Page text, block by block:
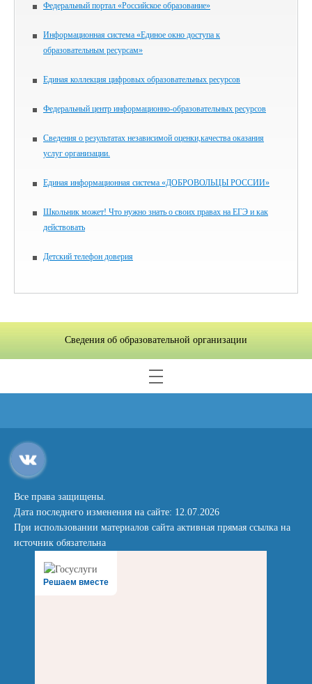
Федеральный портал «Российское образование»
Информационная система «Единое окно доступа к
образовательным ресурсам»
Единая коллекция цифровых образовательных ресурсов
Федеральный центр информационно-образовательных ресурсов
Сведения о результатах независимой оценки,качества оказания
услуг организации.
Единая информационная система «ДОБРОВОЛЬЦЫ РОССИИ»
Школьник может! Что нужно знать о своих правах на ЕГЭ и как
действовать
Детский телефон доверия
Сведения об образовательной организации
Все права защищены.
Дата последнего изменения на сайте: 12.07.2026
При использовании материалов сайта активная прямая ссылка на
источник обязательна
Решаем вместе